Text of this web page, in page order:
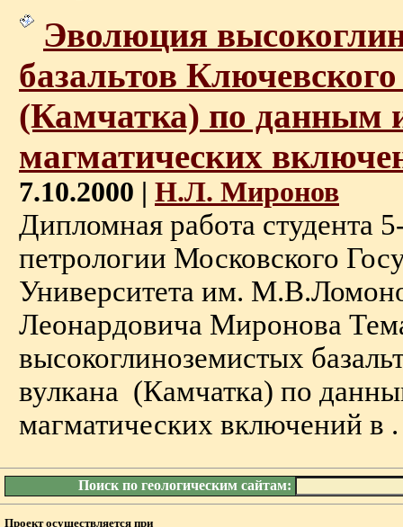
Эволюция
базальтов
(Камчатка) по данным
магматических
7.10.2000 | Н.Л. Миронов
Дипломная работа студента
петрологии Московского
Университета им.
Леонардовича Миронова
высокоглиноземистых
вулкана (Камчатка) по
магматических включений в
Поиск по геологическим сайтам:
Проект осуществляется при